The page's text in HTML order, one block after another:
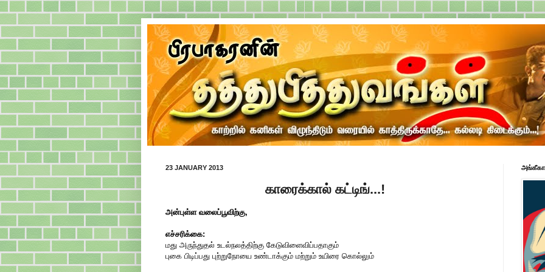
23 JANUARY 2013
காரைக்கால் கட்டிங்...!
அன்புள்ள வலைப்பூவிற்கு,
எச்சரிக்கை:
மது அருந்துதல் உடல்நலத்திற்கு கேடுவிளைவிப்பதாகும்
புகை பிடிப்பது புற்றுநோயை உண்டாக்கும் மற்றும் உயிரை கொல்லும்